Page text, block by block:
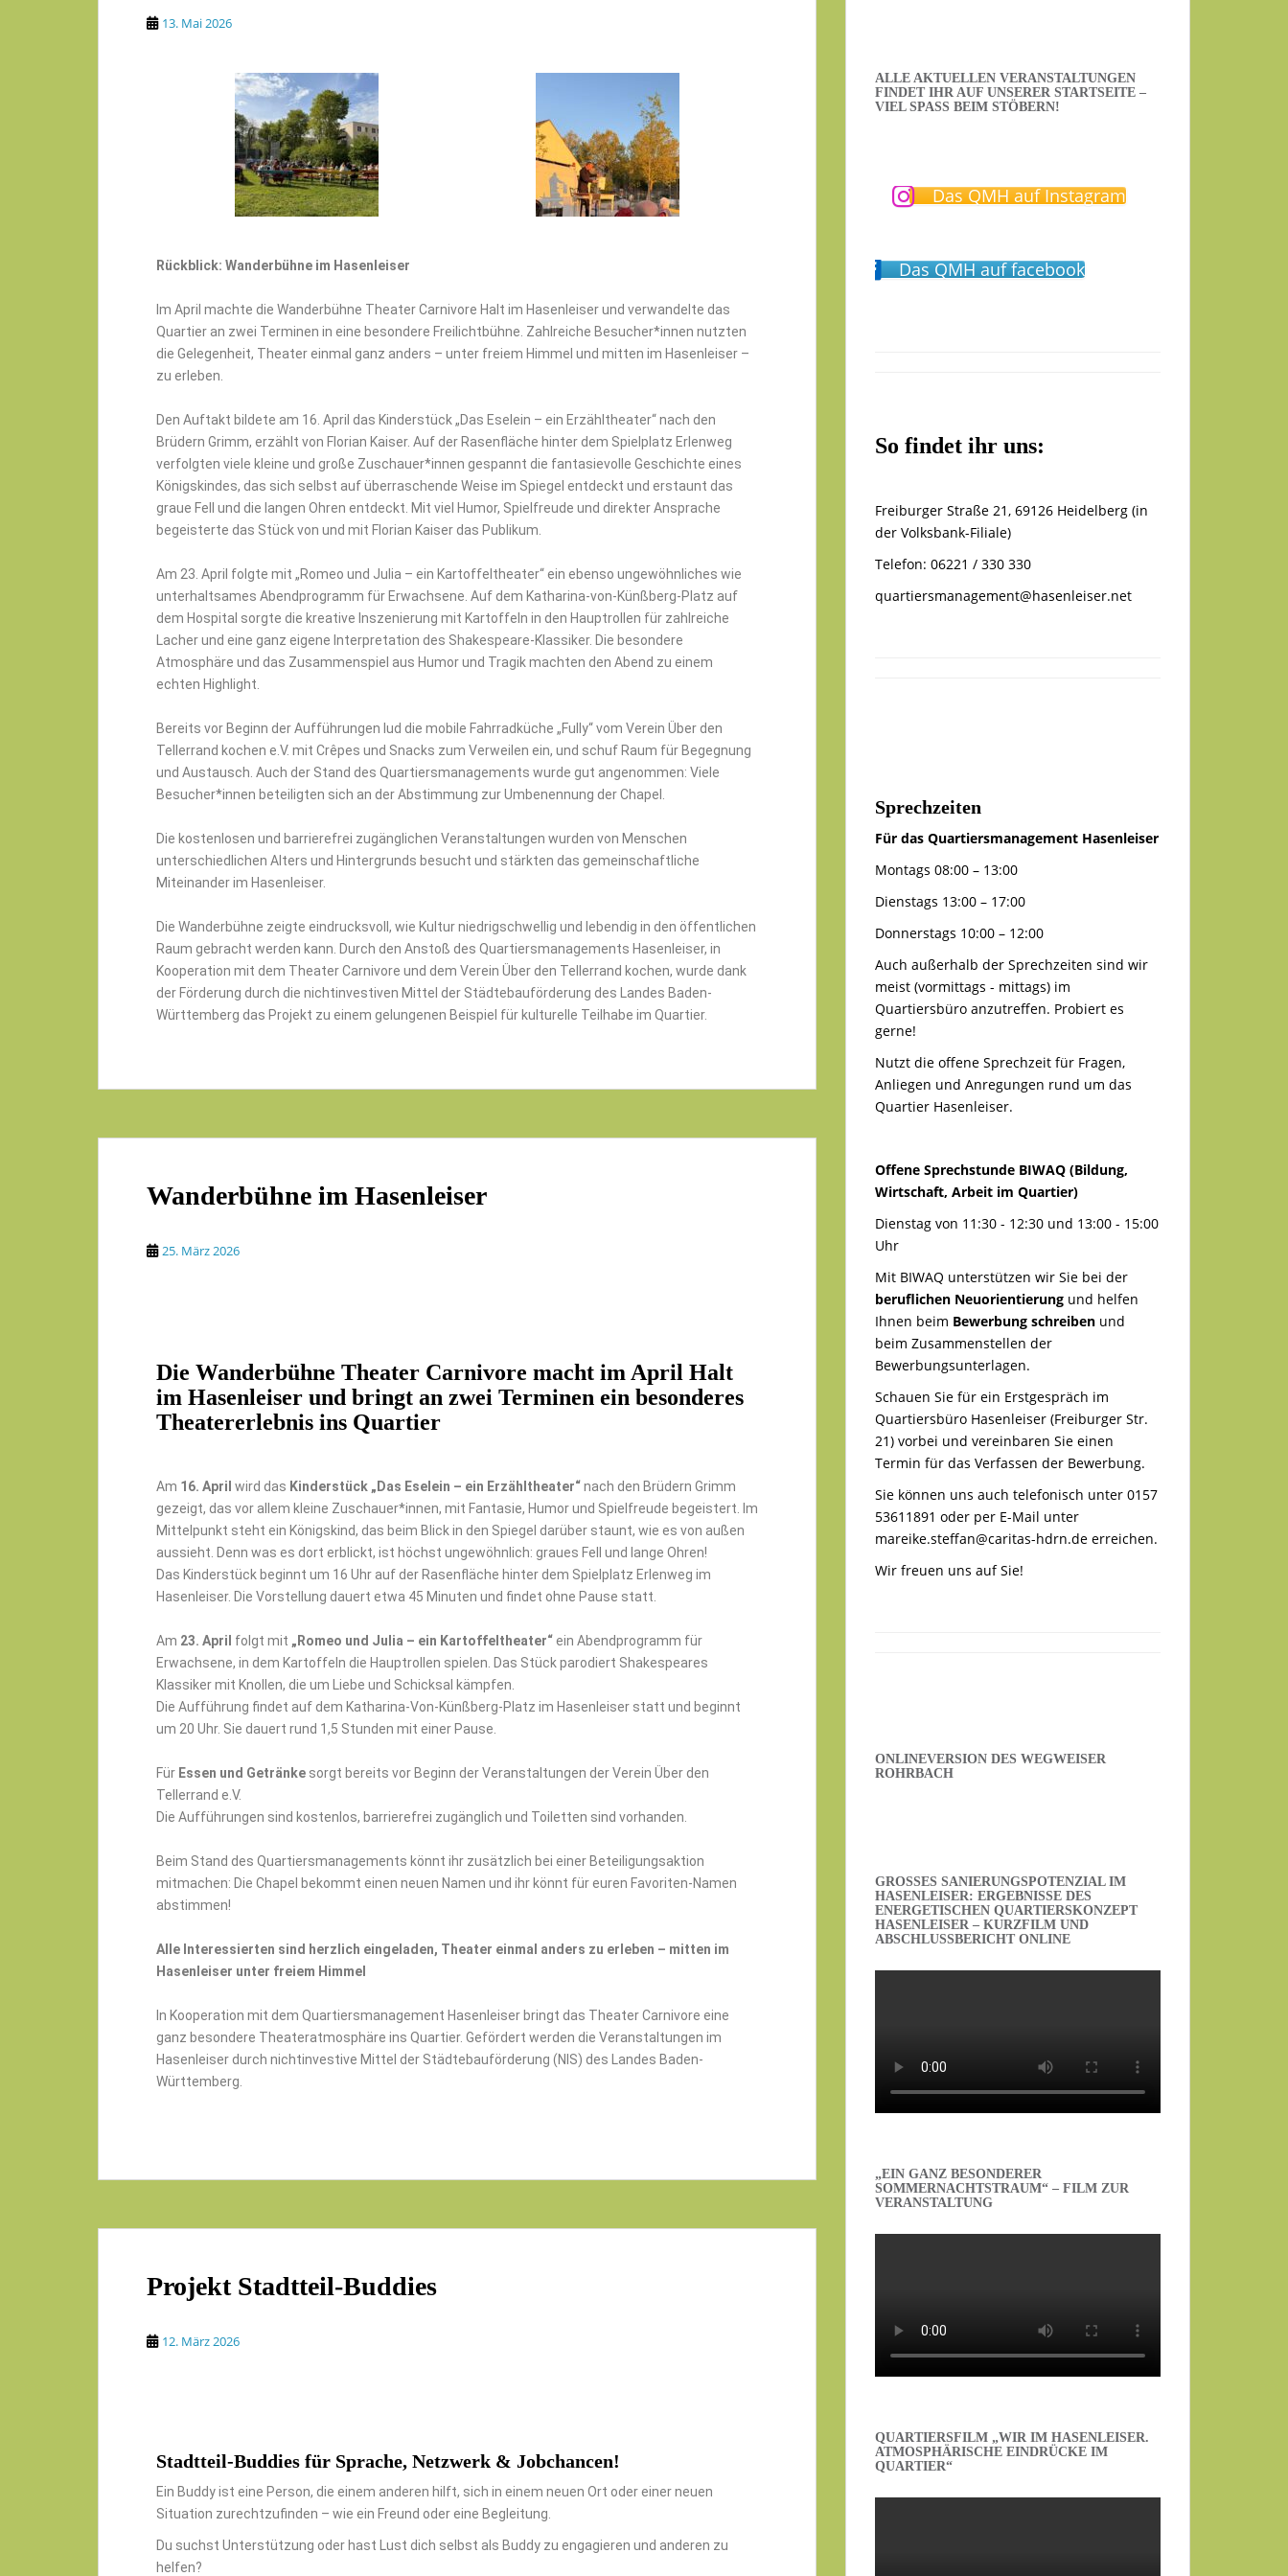
13. Mai 2026
Rückblick: Wanderbühne im Hasenleiser
Im April machte die Wanderbühne Theater Carnivore Halt im Hasenleiser und verwandelte das
Quartier an zwei Terminen in eine besondere Freilichtbühne. Zahlreiche Besucher*innen nutzten
die Gelegenheit, Theater einmal ganz anders – unter freiem Himmel und mitten im Hasenleiser –
zu erleben.
Den Auftakt bildete am 16. April das Kinderstück „Das Eselein – ein Erzähltheater“ nach den
Brüdern Grimm, erzählt von Florian Kaiser. Auf der Rasenfläche hinter dem Spielplatz Erlenweg
verfolgten viele kleine und große Zuschauer*innen gespannt die fantasievolle Geschichte eines
Königskindes, das sich selbst auf überraschende Weise im Spiegel entdeckt und erstaunt das
graue Fell und die langen Ohren entdeckt. Mit viel Humor, Spielfreude und direkter Ansprache
begeisterte das Stück von und mit Florian Kaiser das Publikum.
Am 23. April folgte mit „Romeo und Julia – ein Kartoffeltheater“ ein ebenso ungewöhnliches wie
unterhaltsames Abendprogramm für Erwachsene. Auf dem Katharina-von-Künßberg-Platz auf
dem Hospital sorgte die kreative Inszenierung mit Kartoffeln in den Hauptrollen für zahlreiche
Lacher und eine ganz eigene Interpretation des Shakespeare-Klassiker. Die besondere
Atmosphäre und das Zusammenspiel aus Humor und Tragik machten den Abend zu einem
echten Highlight.
Bereits vor Beginn der Aufführungen lud die mobile Fahrradküche „Fully“ vom Verein Über den
Tellerrand kochen e.V. mit Crêpes und Snacks zum Verweilen ein, und schuf Raum für Begegnung
und Austausch. Auch der Stand des Quartiersmanagements wurde gut angenommen: Viele
Besucher*innen beteiligten sich an der Abstimmung zur Umbenennung der Chapel.
Die kostenlosen und barrierefrei zugänglichen Veranstaltungen wurden von Menschen
unterschiedlichen Alters und Hintergrunds besucht und stärkten das gemeinschaftliche
Miteinander im Hasenleiser.
Die Wanderbühne zeigte eindrucksvoll, wie Kultur niedrigschwellig und lebendig in den öffentlichen
Raum gebracht werden kann. Durch den Anstoß des Quartiersmanagements Hasenleiser, in
Kooperation mit dem Theater Carnivore und dem Verein Über den Tellerrand kochen, wurde dank
der Förderung durch die nichtinvestiven Mittel der Städtebauförderung des Landes Baden-
Württemberg das Projekt zu einem gelungenen Beispiel für kulturelle Teilhabe im Quartier.
Wanderbühne im Hasenleiser
25. März 2026
Die Wanderbühne Theater Carnivore macht im April Halt
im Hasenleiser und bringt an zwei Terminen ein besonderes
Theatererlebnis ins Quartier
Am 16. April wird das Kinderstück „Das Eselein – ein Erzähltheater“nach den Brüdern Grimm
gezeigt, das vor allem kleine Zuschauer*innen, mit Fantasie, Humor und Spielfreude begeistert. Im
Mittelpunkt steht ein Königskind, das beim Blick in den Spiegel darüber staunt, wie es von außen
aussieht. Denn was es dort erblickt, ist höchst ungewöhnlich: graues Fell und lange Ohren!
Das Kinderstück beginnt um 16 Uhr auf der Rasenfläche hinter dem Spielplatz Erlenweg im
Hasenleiser. Die Vorstellung dauert etwa 45 Minuten und findet ohne Pause statt.
Am 23. April folgt mit „Romeo und Julia – ein Kartoffeltheater“ein Abendprogramm für
Erwachsene, in dem Kartoffeln die Hauptrollen spielen. Das Stück parodiert Shakespeares
Klassiker mit Knollen, die um Liebe und Schicksal kämpfen.
Die Aufführung findet auf dem Katharina-Von-Künßberg-Platz im Hasenleiser statt und beginnt
um 20 Uhr. Sie dauert rund 1,5 Stunden mit einer Pause.
Für Essen und Getränke sorgt bereits vor Beginn der Veranstaltungen der Verein Über den
Tellerrand e.V.
Die Aufführungen sind kostenlos, barrierefrei zugänglich und Toiletten sind vorhanden.
Beim Stand des Quartiersmanagements könnt ihr zusätzlich bei einer Beteiligungsaktion
mitmachen: Die Chapel bekommt einen neuen Namen und ihr könnt für euren Favoriten-Namen
abstimmen!
Alle Interessierten sind herzlich eingeladen, Theater einmal anders zu erleben – mitten im
Hasenleiser unter freiem Himmel
In Kooperation mit dem Quartiersmanagement Hasenleiser bringt das Theater Carnivore eine
ganz besondere Theateratmosphäre ins Quartier. Gefördert werden die Veranstaltungen im
Hasenleiser durch nichtinvestive Mittel der Städtebauförderung (NIS) des Landes Baden-
Württemberg.
Projekt Stadtteil-Buddies
12. März 2026
Stadtteil-Buddies für Sprache, Netzwerk & Jobchancen!
Ein Buddy ist eine Person, die einem anderen hilft, sich in einem neuen Ort oder einer neuen
Situation zurechtzufinden – wie ein Freund oder eine Begleitung.
Du suchst Unterstützung oder hast Lust dich selbst als Buddy zu engagieren und anderen zu
helfen?
ALLE AKTUELLEN VERANSTALTUNGEN
FINDET IHR AUF UNSERER STARTSEITE –
VIEL SPASS BEIM STÖBERN!
Das QMH auf Instagram
Das QMH auf facebook
So findet ihr uns:
Freiburger Straße 21, 69126 Heidelberg (in
der Volksbank-Filiale)
Telefon: 06221 / 330 330
quartiersmanagement@hasenleiser.net
Sprechzeiten
Für das Quartiersmanagement Hasenleiser
Montags 08:00 – 13:00
Dienstags 13:00 – 17:00
Donnerstags 10:00 – 12:00
Auch außerhalb der Sprechzeiten sind wir
meist (vormittags - mittags) im
Quartiersbüro anzutreffen. Probiert es
gerne!
Nutzt die offene Sprechzeit für Fragen,
Anliegen und Anregungen rund um das
Quartier Hasenleiser.
Offene Sprechstunde BIWAQ (Bildung,
Wirtschaft, Arbeit im Quartier)
Dienstag von 11:30 - 12:30 und 13:00 - 15:00
Uhr
Mit BIWAQ unterstützen wir Sie bei der
beruflichen Neuorientierung und helfen
Ihnen beim Bewerbung schreiben und
beim Zusammenstellen der
Bewerbungsunterlagen.
Schauen Sie für ein Erstgespräch im
Quartiersbüro Hasenleiser (Freiburger Str.
21) vorbei und vereinbaren Sie einen
Termin für das Verfassen der Bewerbung.
Sie können uns auch telefonisch unter 0157
53611891 oder per E-Mail unter
mareike.steffan@caritas-hdrn.de erreichen.
Wir freuen uns auf Sie!
ONLINEVERSION DES WEGWEISER
ROHRBACH
GROSSES SANIERUNGSPOTENZIAL IM H
ASENLEISER: ERGEBNISSE DES E
NERGETISCHEN QUARTIERSKONZEPT H
ASENLEISER – KURZFILM UND A
BSCHLUSSBERICHT ONLINE
„EIN GANZ BESONDERER
SOMMERNACHTSTRAUM“ – FILM ZUR
VERANSTALTUNG
QUARTIERSFILM „WIR IM HASENLEISER.
ATMOSPHÄRISCHE EINDRÜCKE IM
QUARTIER“